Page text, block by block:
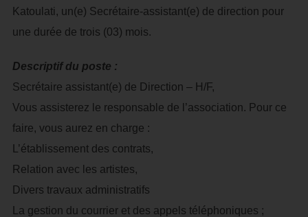
Katoulati, un(e) Secrétaire-assistant(e) de direction pour
une durée de trois (03) mois.
Descriptif du poste :
Secrétaire assistant(e) de Direction – H/F,
Vous assisterez le responsable de l’association. Pour ce
faire, vous aurez en charge :
L’établissement des contrats,
Relation avec les artistes,
Divers travaux administratifs
La gestion du courrier et des appels téléphoniques ;